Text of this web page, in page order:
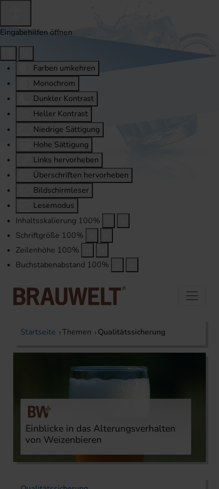
Eingabehilfen öffnen
Farben umkehren
Monochrom
Dunkler Kontrast
Heller Kontrast
Niedrige Sättigung
Hohe Sättigung
Links hervorheben
Überschriften hervorheben
Bildschirmleser
Lesemodus
Inhaltsskalierung 100%
Schriftgröße 100%
Zeilenhöhe 100%
Buchstabenabstand 100%
Startseite Themen Qualitätssicherung
Einblicke in das Alterungsverhalten
von Weizenbieren